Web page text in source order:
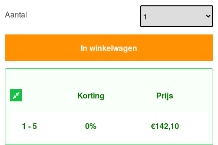
Aantal
In winkelwagen
Korting Prijs
1 - 5 0% €142,10